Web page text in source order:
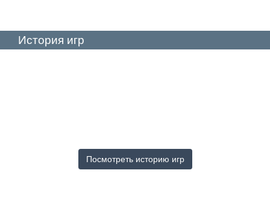
История игр
Посмотреть историю игр